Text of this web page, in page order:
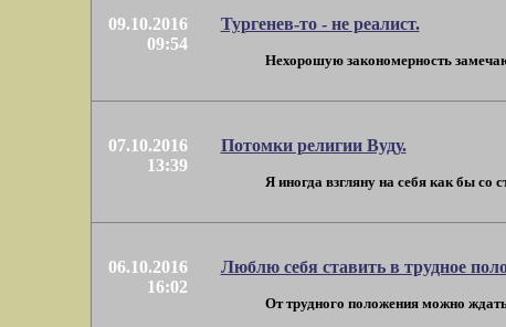
09.10.2016
09:54
Тургенев-то - не реалист.
Нехорошую закономерность
07.10.2016
13:39
Потомки религии Вуду.
Я иногда взгляну на себя как бы со
06.10.2016
16:02
Люблю себя ставить в трудное
От трудного положения можно